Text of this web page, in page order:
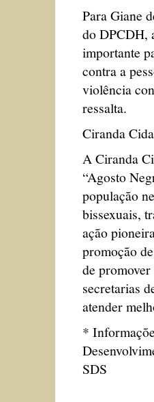
Para Giane
do DPCDH,
importante
contra a
violência
ressalta.
Ciranda
A Ciranda
“Agosto
população
bissexuais,
ação
promoção
de
secretarias
atender
*
SDS